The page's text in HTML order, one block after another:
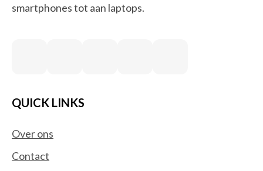
smartphones tot aan laptops.
QUICK LINKS
Over ons
Contact